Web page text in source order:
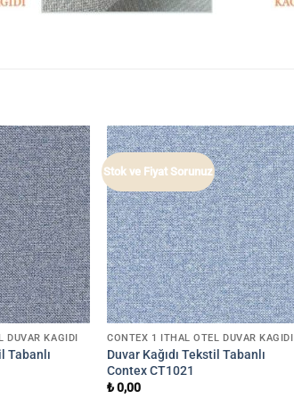
DUVAR KAĞIDI
Tabanlı
Stok ve Fiyat Sorunuz
CONTEX 1 İTHAL OTEL DUVAR KAĞIDI
Duvar Kağıdı Tekstil Tabanlı
Contex CT1021
₺0,00